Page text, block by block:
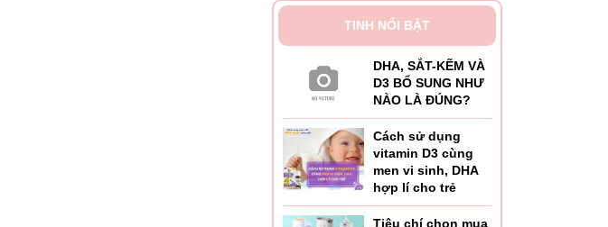
TINH NỔI BẬT
DHA, SẮT-KẼM VÀ
D3 BỔ SUNG NHƯ
NÀO LÀ ĐÚNG?
Cách sử dụng
vitamin D3 cùng
men vi sinh, DHA
hợp lí cho trẻ
Tiêu chí chọn mua